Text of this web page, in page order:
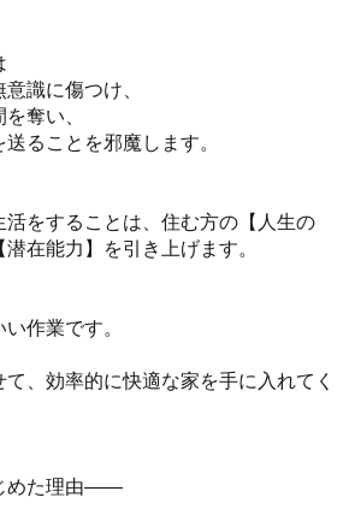
識に傷つけ、
奪い、
ることを邪魔します。
活をすることは、住む方の【人生の
在能力】を引き上げます。
作業です。
、効率的に快適な家を手に入れてく
めた理由——